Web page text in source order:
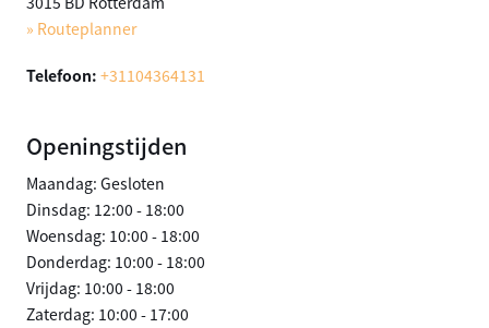
» Routeplanner
Telefoon: +31104364131
Openingstijden
Maandag: Gesloten
Dinsdag: 12:00 - 18:00
Woensdag: 10:00 - 18:00
Donderdag: 10:00 - 18:00
Vrijdag: 10:00 - 18:00
Zaterdag: 10:00 - 17:00